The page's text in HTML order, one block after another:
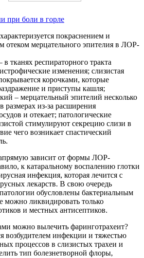
при боли в горле
покраснением и
отеком мерцательного эпителия в ЛОР-
в тканях респираторного тракта
изменения; слизистая
корочками, которые
и приступы кашля;
– мерцательный эпителий несколько
размерах из-за расширения
и отекает; патологические
стимулируют секрецию слизи в
чего возникает спастический
зависит от формы ЛОР-
к катаральному воспалению глотки
инфекция, которая лечится с
лекарств. В свою очередь
обусловлены бактериальным
можно ликвидировать только
и местных антисептиков.
можно вылечить фаринготрахеит?
возбудителем инфекции и тяжестью
процессов в слизистых трахеи и
тип болезнетворной флоры,